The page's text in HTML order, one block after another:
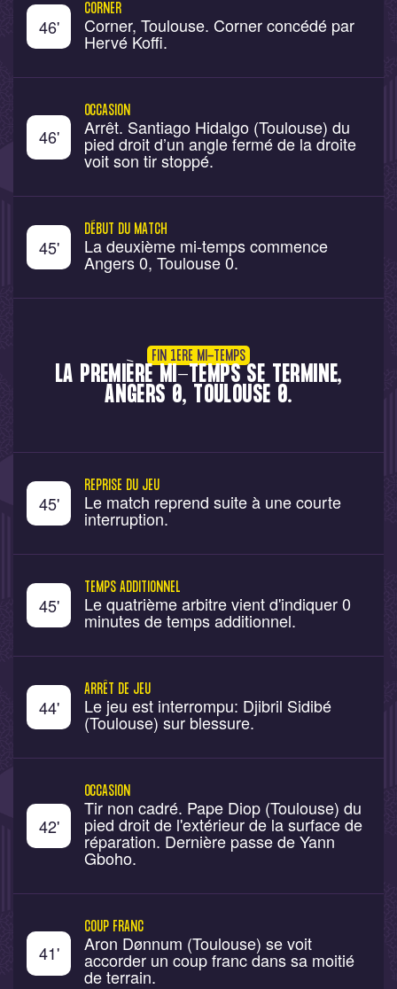
46'
CORNER
Corner, Toulouse. Corner concédé par
Hervé Koffi.
46'
OCCASION
Arrêt. Santiago Hidalgo (Toulouse) du
pied droit d’un angle fermé de la droite
voit son tir stoppé.
45'
DÉBUT DU MATCH
La deuxième mi-temps commence
Angers 0, Toulouse 0.
FIN 1ERE MI-TEMPS
LA PREMIÈRE MI-TEMPS SE TERMINE,
ANGERS 0, TOULOUSE 0.
45'
REPRISE DU JEU
Le match reprend suite à une courte
interruption.
45'
TEMPS ADDITIONNEL
Le quatrième arbitre vient d'indiquer 0
minutes de temps additionnel.
44'
ARRÊT DE JEU
Le jeu est interrompu: Djibril Sidibé
(Toulouse) sur blessure.
42'
OCCASION
Tir non cadré. Pape Diop (Toulouse) du
pied droit de l'extérieur de la surface de
réparation. Dernière passe de Yann
Gboho.
41'
COUP FRANC
Aron Dønnum (Toulouse) se voit
accorder un coup franc dans sa moitié
de terrain.